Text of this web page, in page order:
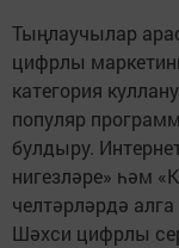
Тыңлаучылар
цифрлы
категория
популяр
булдыру.
нигезләре» һәм
челтәрләрдә алга
Шәхси цифрлы